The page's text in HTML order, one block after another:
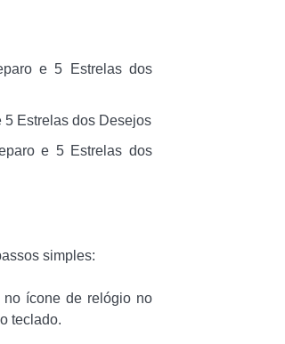
e 5 Estrelas dos
5 Estrelas dos Desejos
e 5 Estrelas dos
simples:
ícone de relógio no
teclado.